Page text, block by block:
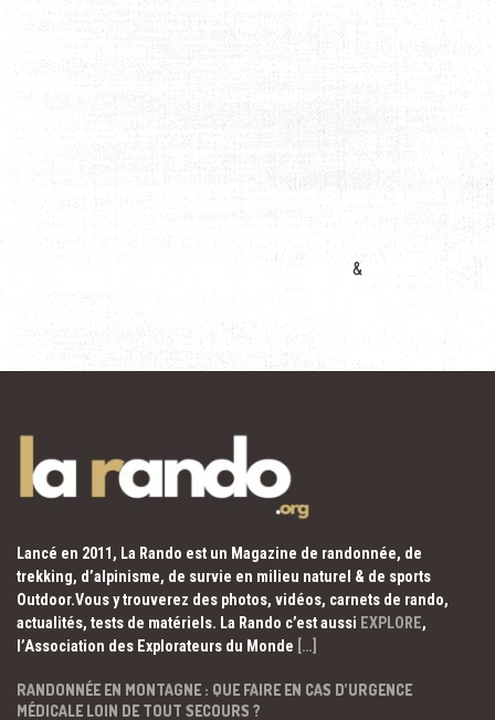
&
Lancé en 2011, La Rando est un Magazine de randonnée, de
trekking, d’alpinisme, de survie en milieu naturel & de sports
Outdoor.Vous y trouverez des photos, vidéos, carnets de rando,
actualités, tests de matériels. La Rando c’est aussi EXPLORE,
l’Association des Explorateurs du Monde […]
RANDONNÉE EN MONTAGNE : QUE FAIRE EN CAS D’URGENCE
MÉDICALE LOIN DE TOUT SECOURS ?